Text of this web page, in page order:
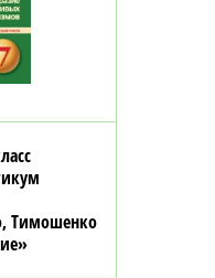
Тимошенко